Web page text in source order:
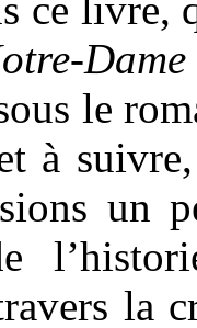
le
à
un
la